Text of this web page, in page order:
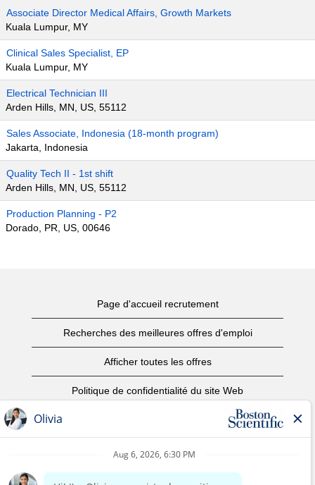
Associate Director Medical Affairs, Growth Markets
Kuala Lumpur, MY
Clinical Sales Specialist, EP
Kuala Lumpur, MY
Electrical Technician III
Arden Hills, MN, US, 55112
Sales Associate, Indonesia (18-month program)
Jakarta, Indonesia
Quality Tech II - 1st shift
Arden Hills, MN, US, 55112
Production Planning - P2
Dorado, PR, US, 00646
Page d'accueil recrutement
Recherches des meilleures offres d'emploi
Afficher toutes les offres
Politique de confidentialité du site Web